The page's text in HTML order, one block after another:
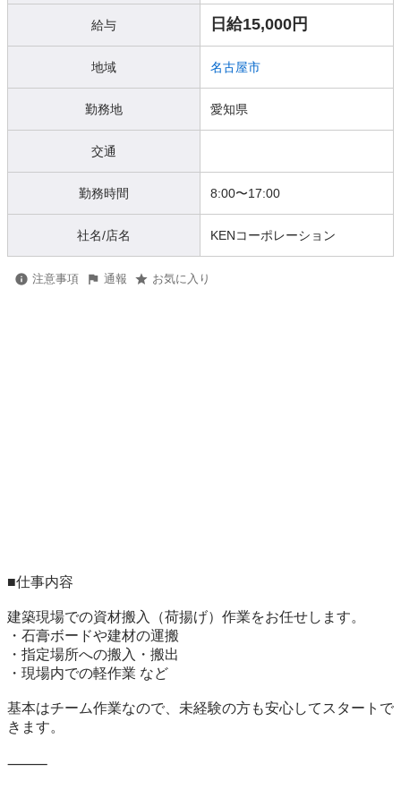
給与 日給15,000円
地域 名古屋市
勤務地 愛知県
交通
勤務時間 8:00〜17:00
社名/店名 KENコーポレーション
注意事項 通報 お気に入り
■仕事内容
建築現場での資材搬入（荷揚げ）作業をお任せします。
・石膏ボードや建材の運搬
・指定場所への搬入・搬出
・現場内での軽作業 など
基本はチーム作業なので、未経験の方も安心してスタートで
きます。
⸻